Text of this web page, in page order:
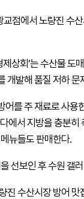
점에서 노량진 수
상회’는 수산물
개발해 품질 저하 문
를 주 재료로 사
에서 지방을 충분히
뉴들도 판매한다.
선보인 후 수원 갤
진 수산시장 방어